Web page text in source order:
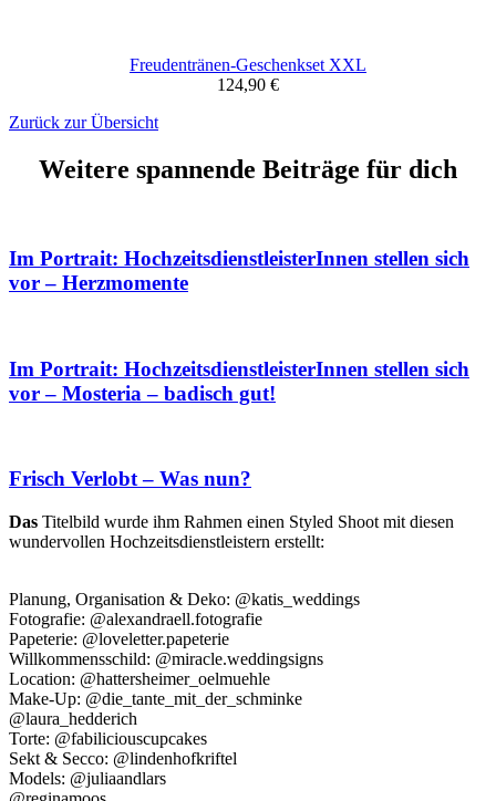
Freudentränen-Geschenkset XXL
124,90 €
Zurück zur Übersicht
Weitere spannende Beiträge für dich
Im Portrait: HochzeitsdienstleisterInnen stellen sich
vor – Herzmomente
Im Portrait: HochzeitsdienstleisterInnen stellen sich
vor – Mosteria – badisch gut!
Frisch Verlobt – Was nun?
Das Titelbild wurde ihm Rahmen einen Styled Shoot mit diesen
wundervollen Hochzeitsdienstleistern erstellt:
Planung, Organisation & Deko: @katis_weddings
Fotografie: @alexandraell.fotografie
Papeterie: @loveletter.papeterie
Willkommensschild: @miracle.weddingsigns
Location: @hattersheimer_oelmuehle
Make-Up: @die_tante_mit_der_schminke
@laura_hedderich
Torte: @fabiliciouscupcakes
Sekt & Secco: @lindenhofkriftel
Models: @juliaandlars